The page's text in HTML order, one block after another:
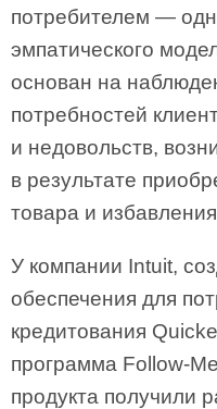
потребителем —
эмпатического
основан на
потребностей
и недовольств,
в результате
товара и
У компании Intuit,
обеспечения для
кредитования
программа Follow-
продукта получили